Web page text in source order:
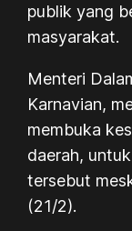
publik yang
masyarakat.
Menteri
Karnavian,
membuka
daerah,
tersebut
(21/2).